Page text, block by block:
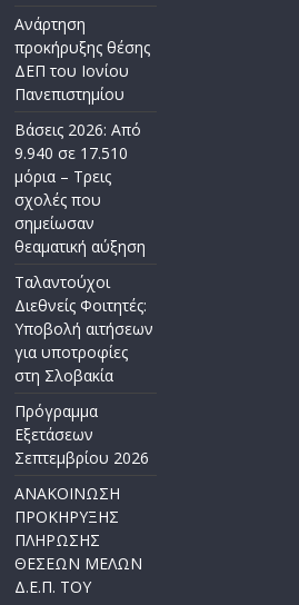
Ανάρτηση
προκήρυξης θέσης
ΔΕΠ του Ιονίου
Πανεπιστημίου
Βάσεις 2026: Από
9.940 σε 17.510
μόρια – Τρεις
σχολές που
σημείωσαν
θεαματική αύξηση
Ταλαντούχοι
Διεθνείς Φοιτητές:
Υποβολή αιτήσεων
για υποτροφίες
στη Σλοβακία
Πρόγραμμα
Εξετάσεων
Σεπτεμβρίου 2026
ΑΝΑΚΟΙΝΩΣΗ
ΠΡΟΚΗΡΥΞΗΣ
ΠΛΗΡΩΣΗΣ
ΘΕΣΕΩΝ ΜΕΛΩΝ
Δ.Ε.Π. ΤΟΥ